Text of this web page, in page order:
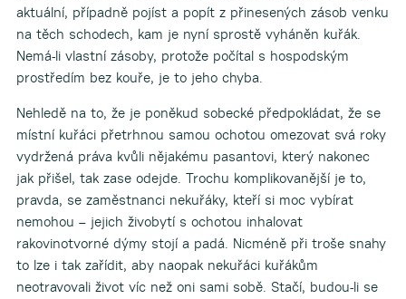
aktuální, případně pojíst a popít z přinesených zásob venku
na těch schodech, kam je nyní sprostě vyháněn kuřák.
Nemá-li vlastní zásoby, protože počítal s hospodským
prostředím bez kouře, je to jeho chyba.
Nehledě na to, že je poněkud sobecké předpokládat, že se
místní kuřáci přetrhnou samou ochotou omezovat svá roky
vydržená práva kvůli nějakému pasantovi, který nakonec
jak přišel, tak zase odejde. Trochu komplikovanější je to,
pravda, se zaměstnanci nekuřáky, kteří si moc vybírat
nemohou – jejich živobytí s ochotou inhalovat
rakovinotvorné dýmy stojí a padá. Nicméně při troše snahy
to lze i tak zařídit, aby naopak nekuřáci kuřákům
neotravovali život víc než oni sami sobě. Stačí, budou-li se